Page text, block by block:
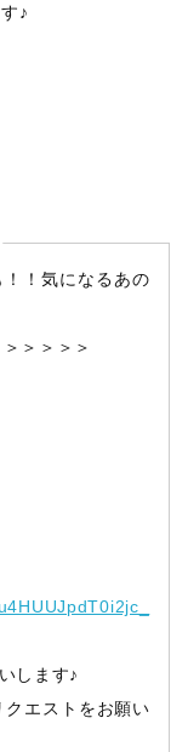
♪
！気になるあの
＞＞＞＞
します♪
エストをお願い